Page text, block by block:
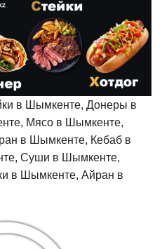
в Шымкенте, Донеры в
Мясо в Шымкенте,
в Шымкенте, Кебаб в
Суши в Шымкенте,
в Шымкенте, Айран в